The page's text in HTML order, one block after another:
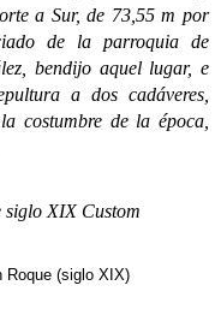
a Sur, de 73,55 m por
de la parroquia de
bendijo aquel lugar, e
a dos cadáveres,
costumbre de la época,
Roque (siglo XIX)